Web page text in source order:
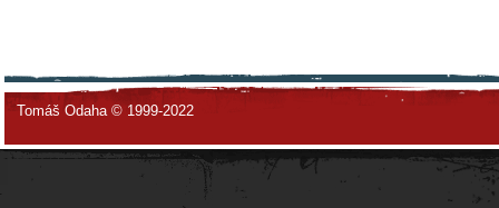
Tomáš Odaha © 1999-2022